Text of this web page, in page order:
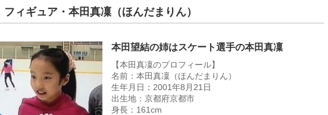
ィギュア・本田真凜（ほんだまりん）
本田望結の姉はスケート選手の本田真凜
【本田真凜のプロフィール】
名前：本田真凜（ほんだまりん）
生年月日：2001年8月21日
出生地：京都府京都市
身長：161cm